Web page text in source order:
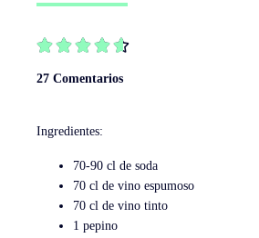

27 Comentarios
Ingredientes:
70-90 cl de soda
70 cl de vino espumoso
70 cl de vino tinto
1 pepino